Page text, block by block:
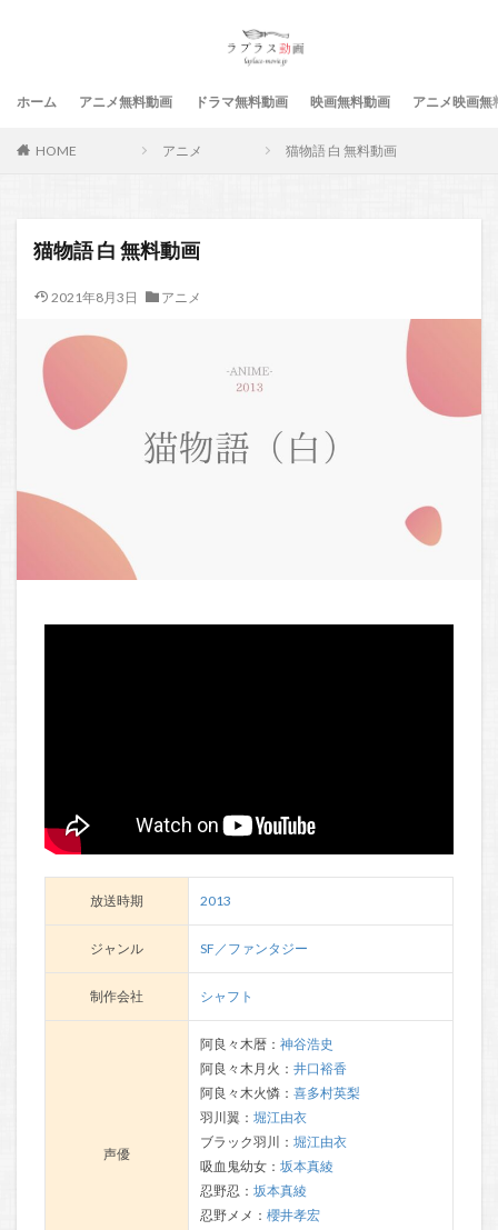
ホーム アニメ無料動画 ドラマ無料動画 映画無料動画 アニメ映画無
HOME アニメ 猫物語 白 無料動画
猫物語 白 無料動画
2021年8月3日 アニメ
放送時期 2013
ジャンル SF／ファンタジー
制作会社 シャフト
声優
阿良々木暦： 神谷浩史
阿良々木月火： 井口裕香
阿良々木火憐： 喜多村英梨
羽川翼： 堀江由衣
ブラック羽川： 堀江由衣
吸血鬼幼女： 坂本真綾
忍野忍： 坂本真綾
忍野メメ： 櫻井孝宏